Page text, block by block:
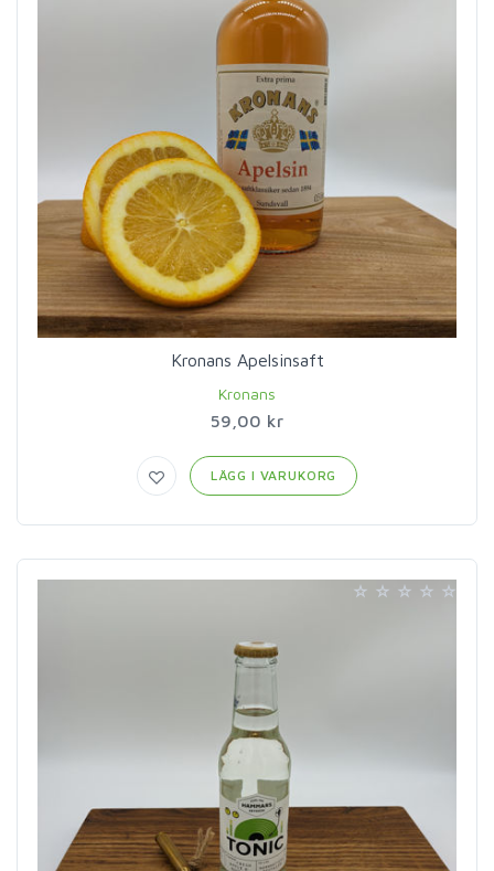
Kronans Apelsinsaft
Kronans
59,00 kr
LÄGG I VARUKORG